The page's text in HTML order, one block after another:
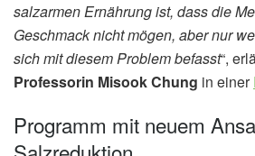
salzarmen Ernährung ist, dass die
Geschmack nicht mögen, aber nur
sich mit diesem Problem befasst“,
Professorin Misook Chung in einer
Programm mit neuem